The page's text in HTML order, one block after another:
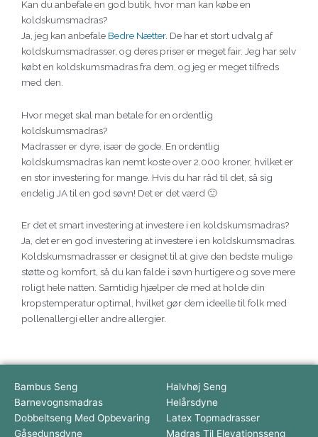
Kan du anbefale en god butik, hvor man kan købe en
koldskumsmadras?
Ja, jeg kan anbefale Bedre Nætter. De har et stort udvalg af
koldskumsmadrasser, og deres priser er meget fair. Jeg har selv
købt en koldskumsmadras fra dem, og jeg er meget tilfreds
med den.
Hvor meget skal man betale for en ordentlig
koldskumsmadras?
Madrasser er dyre, især de gode. En ordentlig
koldskumsmadras kan nemt koste over 2.000 kroner, hvilket er
en stor investering for mange. Hvis du har råd til det, så sig
endelig JA til en god søvn! Det er det værd 🙂
Er det et smart investering at investere i en koldskumsmadras?
Ja, det er en god investering at investere i en koldskumsmadras.
Koldskumsmadrasser er designet til at give den bedste mulige
støtte og komfort, så du kan falde i søvn hurtigere og sove mere
roligt hele natten. Samtidig hjælper de med at holde din
kropstemperatur optimal, hvilket gør dem ideelle til folk med
pollenallergi eller andre allergier.
Bambus Seng
Barnevognsmadras
Dobbeltseng Med Opbevaring
Gåsedunsdyne
Halvhøj Seng
Helårsdyne
Latex Topmadrasser
Madras Til Elevationsseng